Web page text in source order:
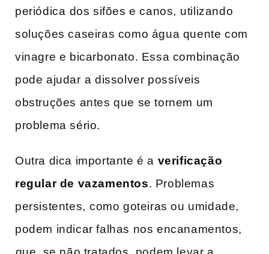
periódica⁣ dos sifões e canos, ⁤utilizando⁣
soluções caseiras como água quente com
vinagre e bicarbonato. Essa combinação
pode ajudar⁤ a dissolver possíveis⁣
obstruções antes‍ que se tornem um
problema sério.
Outra dica importante é a​ verificação​
regular de vazamentos. Problemas
persistentes,⁢ como goteiras ou umidade,
podem indicar falhas nos encanamentos,